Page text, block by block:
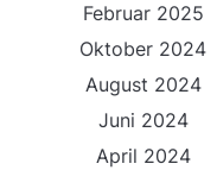
Februar 2025
Oktober 2024
August 2024
Juni 2024
April 2024